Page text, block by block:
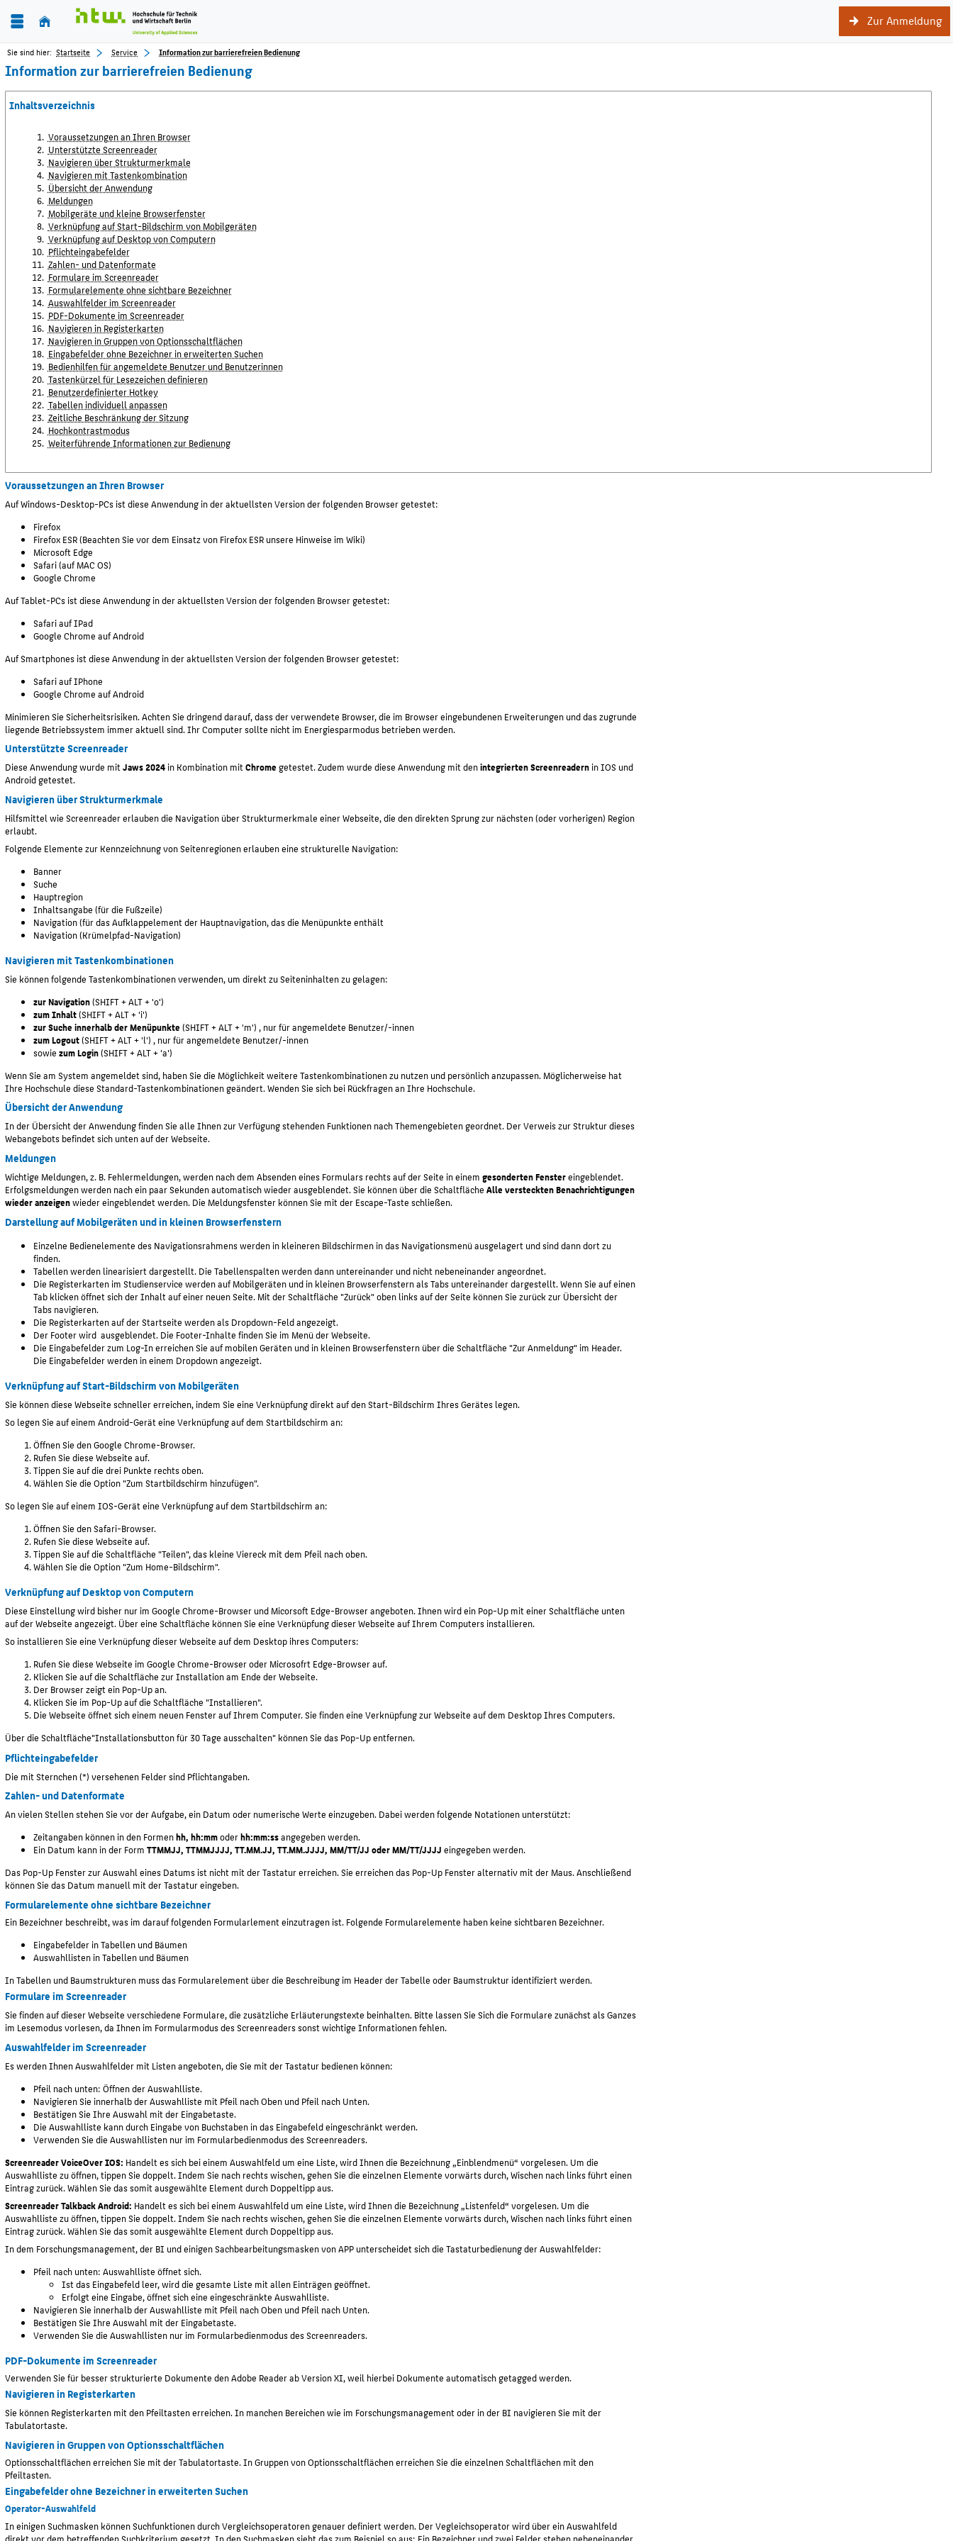
Zur Anmeldung
Sie sind hier: Startseite Service Information zur barrierefreien Bedienung
Information zur barrierefreien Bedienung
Inhaltsverzeichnis
Voraussetzungen an Ihren Browser
Unterstützte Screenreader
Navigieren über Strukturmerkmale
Navigieren mit Tastenkombination
Übersicht der Anwendung
Meldungen
Mobilgeräte und kleine Browserfenster
Verknüpfung auf Start-Bildschirm von Mobilgeräten
Verknüpfung auf Desktop von Computern
Pflichteingabefelder
Zahlen- und Datenformate
Formulare im Screenreader
Formularelemente ohne sichtbare Bezeichner
Auswahlfelder im Screenreader
PDF-Dokumente im Screenreader
Navigieren in Registerkarten
Navigieren in Gruppen von Optionsschaltflächen
Eingabefelder ohne Bezeichner in erweiterten Suchen
Bedienhilfen für angemeldete Benutzer und Benutzerinnen
Tastenkürzel für Lesezeichen definieren
Benutzerdefinierter Hotkey
Tabellen individuell anpassen
Zeitliche Beschränkung der Sitzung
Hochkontrastmodus
Weiterführende Informationen zur Bedienung
Voraussetzungen an Ihren Browser
Auf Windows-Desktop-PCs ist diese Anwendung in der aktuellsten Version der folgenden Browser getestet:
Firefox
Firefox ESR (Beachten Sie vor dem Einsatz von Firefox ESR unsere Hinweise im Wiki)
Microsoft Edge
Safari (auf MAC OS)
Google Chrome
Auf Tablet-PCs ist diese Anwendung in der aktuellsten Version der folgenden Browser getestet:
Safari auf IPad
Google Chrome auf Android
Auf Smartphones ist diese Anwendung in der aktuellsten Version der folgenden Browser getestet:
Safari auf IPhone
Google Chrome auf Android
Minimieren Sie Sicherheitsrisiken. Achten Sie dringend darauf, dass der verwendete Browser, die im Browser eingebundenen Erweiterungen und das zugrunde
liegende Betriebssystem immer aktuell sind. Ihr Computer sollte nicht im Energiesparmodus betrieben werden.
Unterstützte Screenreader
Diese Anwendung wurde mitJaws 2024in Kombination mitChromegetestet. Zudem wurde diese Anwendung mit denintegrierten Screenreadernin IOS und
Android getestet.
Navigieren über Strukturmerkmale
Hilfsmittel wie Screenreader erlauben die Navigation über Strukturmerkmale einer Webseite, die den direkten Sprung zur nächsten (oder vorherigen) Region
erlaubt.
Folgende Elemente zur Kennzeichnung von Seitenregionen erlauben eine strukturelle Navigation:
Banner
Suche
Hauptregion
Inhaltsangabe (für die Fußzeile)
Navigation (für das Aufklappelement der Hauptnavigation, das die Menüpunkte enthält
Navigation (Krümelpfad-Navigation)
Navigieren mit Tastenkombinationen
Sie können folgende Tastenkombinationen verwenden, um direkt zu Seiteninhalten zu gelagen:
zur Navigation(SHIFT + ALT + 'o')
zum Inhalt(SHIFT + ALT + 'i')
zur Suche innerhalb der Menüpunkte(SHIFT + ALT + 'm') , nur für angemeldete Benutzer/-innen
zum Logout(SHIFT + ALT + 'l') , nur für angemeldete Benutzer/-innen
sowiezum Login(SHIFT + ALT + 'a')
Wenn Sie am System angemeldet sind, haben Sie die Möglichkeit weitere Tastenkombinationen zu nutzen und persönlich anzupassen. Möglicherweise hat
Ihre Hochschule diese Standard-Tastenkombinationen geändert. Wenden Sie sich bei Rückfragen an Ihre Hochschule.
Übersicht der Anwendung
In der Übersicht der Anwendung finden Sie alle Ihnen zur Verfügung stehenden Funktionen nach Themengebieten geordnet. Der Verweis zurStruktur dieses
Webangebotsbefindet sich unten auf der Webseite.
Meldungen
Wichtige Meldungen, z. B. Fehlermeldungen, werden nach dem Absenden eines Formulars rechts auf der Seite in einemgesonderten Fenstereingeblendet.
Erfolgsmeldungen werden nach ein paar Sekunden automatisch wieder ausgeblendet. Sie können über die SchaltflächeAlle versteckten Benachrichtigungen
wieder anzeigenwieder eingeblendet werden. Die Meldungsfenster können Sie mit der Escape-Taste schließen.
Darstellung auf Mobilgeräten und in kleinen Browserfenstern
Einzelne Bedienelemente des Navigationsrahmens werden in kleineren Bildschirmen in das Navigationsmenü ausgelagert und sind dann dort zu
finden.
Tabellen werden linearisiert dargestellt. Die Tabellenspalten werden dann untereinander und nicht nebeneinander angeordnet.
Die Registerkarten im Studienservice werden auf Mobilgeräten und in kleinen Browserfenstern als Tabs untereinander dargestellt. Wenn Sie auf einen
Tab klicken öffnet sich der Inhalt auf einer neuen Seite. Mit der Schaltfläche "Zurück" oben links auf der Seite können Sie zurück zur Übersicht der
Tabs navigieren.
Die Registerkarten auf der Startseite werden als Dropdown-Feld angezeigt.
Der Footer wird ausgeblendet. Die Footer-Inhalte finden Sie im Menü der Webseite.
Die Eingabefelder zum Log-In erreichen Sie auf mobilen Geräten und in kleinen Browserfenstern über die Schaltfläche "Zur Anmeldung" im Header.
Die Eingabefelder werden in einem Dropdown angezeigt.
Verknüpfung auf Start-Bildschirm von Mobilgeräten
Sie können diese Webseite schneller erreichen, indem Sie eine Verknüpfung direkt auf den Start-Bildschirm Ihres Gerätes legen.
So legen Sie auf einem Android-Gerät eine Verknüpfung auf dem Startbildschirm an:
Öffnen Sie den Google Chrome-Browser.
Rufen Sie diese Webseite auf.
Tippen Sie auf die drei Punkte rechts oben.
Wählen Sie die Option "Zum Startbildschirm hinzufügen".
So legen Sie auf einem IOS-Gerät eine Verknüpfung auf dem Startbildschirm an:
Öffnen Sie den Safari-Browser.
Rufen Sie diese Webseite auf.
Tippen Sie auf die Schaltfläche "Teilen", das kleine Viereck mit dem Pfeil nach oben.
Wählen Sie die Option "Zum Home-Bildschirm".
Verknüpfung auf Desktop von Computern
Diese Einstellung wird bisher nur im Google Chrome-Browser und Micorsoft Edge-Browser angeboten. Ihnen wird ein Pop-Up mit einer Schaltfläche unten
auf der Webseite angezeigt. Über eine Schaltfläche können Sie eine Verknüpfung dieser Webseite auf Ihrem Computers installieren.
So installieren Sie eine Verknüpfung dieser Webseite auf dem Desktop ihres Computers:
Rufen Sie diese Webseite im Google Chrome-Browser oder Microsofrt Edge-Browser auf.
Klicken Sie auf die Schaltfläche zur Installation am Ende der Webseite.
Der Browser zeigt ein Pop-Up an.
Klicken Sie im Pop-Up auf die Schaltfläche "Installieren".
Die Webseite öffnet sich einem neuen Fenster auf Ihrem Computer. Sie finden eine Verknüpfung zur Webseite auf dem Desktop Ihres Computers.
Über die Schaltfläche"Installationsbutton für 30 Tage ausschalten" können Sie das Pop-Up entfernen.
Pflichteingabefelder
Die mit Sternchen (*) versehenen Felder sind Pflichtangaben.
Zahlen- und Datenformate
An vielen Stellen stehen Sie vor der Aufgabe, ein Datum oder numerische Werte einzugeben. Dabei werden folgende Notationen unterstützt:
Zeitangaben können in den Formenhh, hh:mmoderhh:mm:ssangegeben werden.
Ein Datum kann in der FormTTMMJJ, TTMMJJJJ, TT.MM.JJ, TT.MM.JJJJ, MM/TT/JJ oder MM/TT/JJJJeingegeben werden.
Das Pop-Up Fenster zur Auswahl eines Datums ist nicht mit der Tastatur erreichen. Sie erreichen das Pop-Up Fenster alternativ mit der Maus. Anschließend
können Sie das Datum manuell mit der Tastatur eingeben.
Formularelemente ohne sichtbare Bezeichner
Ein Bezeichner beschreibt, was im darauf folgenden Formularlement einzutragen ist. Folgende Formularelemente haben keine sichtbaren Bezeichner.
Eingabefelder in Tabellen und Bäumen
Auswahllisten in Tabellen und Bäumen
In Tabellen und Baumstrukturen muss das Formularelement über die Beschreibung im Header der Tabelle oder Baumstruktur identifiziert werden.
Formulare im Screenreader
Sie finden auf dieser Webseite verschiedene Formulare, die zusätzliche Erläuterungstexte beinhalten. Bitte lassen Sie Sich die Formulare zunächst als Ganzes
im Lesemodus vorlesen, da Ihnen im Formularmodus des Screenreaders sonst wichtige Informationen fehlen.
Auswahlfelder im Screenreader
Es werden Ihnen Auswahlfelder mit Listen angeboten, die Sie mit der Tastatur bedienen können:
Pfeil nach unten: Öffnen der Auswahlliste.
Navigieren Sie innerhalb der Auswahlliste mit Pfeil nach Oben und Pfeil nach Unten.
Bestätigen Sie Ihre Auswahl mit der Eingabetaste.
Die Auswahlliste kann durch Eingabe von Buchstaben in das Eingabefeld eingeschränkt werden.
Verwenden Sie die Auswahllisten nur im Formularbedienmodus des Screenreaders.
Screenreader VoiceOver IOS: Handelt es sich bei einem Auswahlfeld um eine Liste, wird Ihnen die Bezeichnung „Einblendmenü“ vorgelesen. Um die
Auswahlliste zu öffnen, tippen Sie doppelt. Indem Sie nach rechts wischen, gehen Sie die einzelnen Elemente vorwärts durch, Wischen nach links führt einen
Eintrag zurück. Wählen Sie das somit ausgewählte Element durch Doppeltipp aus.
Screenreader Talkback Android: Handelt es sich bei einem Auswahlfeld um eine Liste, wird Ihnen die Bezeichnung „Listenfeld“ vorgelesen. Um die
Auswahlliste zu öffnen, tippen Sie doppelt. Indem Sie nach rechts wischen, gehen Sie die einzelnen Elemente vorwärts durch, Wischen nach links führt einen
Eintrag zurück. Wählen Sie das somit ausgewählte Element durch Doppeltipp aus.
In dem Forschungsmanagement, der BI und einigen Sachbearbeitungsmasken von APP unterscheidet sich die Tastaturbedienung der Auswahlfelder:
Pfeil nach unten: Auswahlliste öffnet sich.
Ist das Eingabefeld leer, wird die gesamte Liste mit allen Einträgen geöffnet.
Erfolgt eine Eingabe, öffnet sich eine eingeschränkte Auswahlliste.
Navigieren Sie innerhalb der Auswahlliste mit Pfeil nach Oben und Pfeil nach Unten.
Bestätigen Sie Ihre Auswahl mit der Eingabetaste.
Verwenden Sie die Auswahllisten nur im Formularbedienmodus des Screenreaders.
PDF-Dokumente im Screenreader
Verwenden Sie für besser strukturierte Dokumente den Adobe Reader ab Version XI, weil hierbei Dokumente automatisch getagged werden.
Navigieren in Registerkarten
Sie können Registerkarten mit den Pfeiltasten erreichen. In manchen Bereichen wie im Forschungsmanagement oder in der BI navigieren Sie mit der
Tabulatortaste.
Navigieren in Gruppen von Optionsschaltflächen
Optionsschaltflächen erreichen Sie mit der Tabulatortaste. In Gruppen von Optionsschaltflächen erreichen Sie die einzelnen Schaltflächen mit den
Pfeiltasten.
Eingabefelder ohne Bezeichner in erweiterten Suchen
Operator-Auswahlfeld
In einigen Suchmasken können Suchfunktionen durch Vergleichsoperatoren genauer definiert werden. Der Vegleichsoperator wird über ein Auswahlfeld